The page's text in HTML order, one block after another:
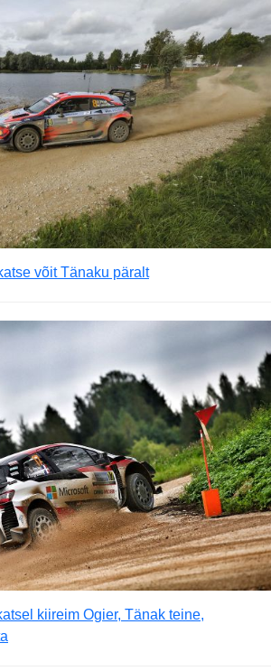
võit Tänaku päralt
kiireim Ogier, Tänak teine,